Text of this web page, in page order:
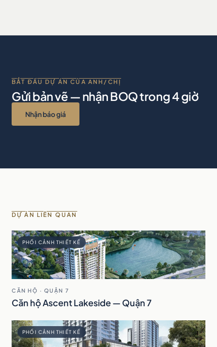
BẮT ĐẦU DỰ ÁN CỦA ANH/CHỊ
Gửi bản vẽ — nhận BOQ trong 4 giờ
Nhận báo giá
DỰ ÁN LIÊN QUAN
PHỐI CẢNH THIẾT KẾ
CĂN HỘ · QUẬN 7
Căn hộ Ascent Lakeside — Quận 7
PHỐI CẢNH THIẾT KẾ